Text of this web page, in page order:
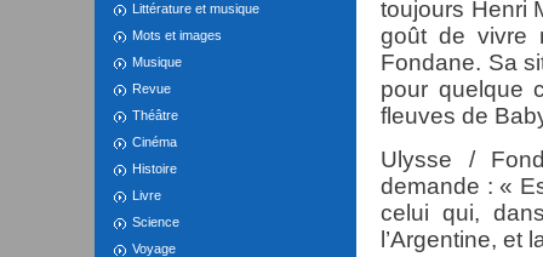
Littérature et musique
Mots et images
Musique
Revue
Théâtre
Cinéma
Histoire
Livre
Science
Voyage
toujours Henri
goût de vivre
Fondane. Sa
pour quelque
fleuves de
Ulysse /
demande : «
celui qui,
l’Argentine, et